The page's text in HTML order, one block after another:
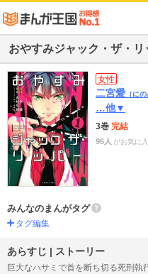
おやすみジャック・ザ・リ
女性
二宮愛 （に
…他▼
3巻 完結
96人 がお気に
みんなのまんがタグ
タグ編集
あらすじ | ストーリー
巨大なハサミで首を断ち切る死刑